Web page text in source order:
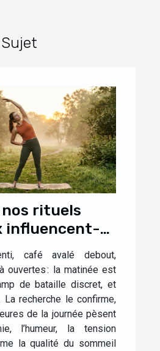
rituels
influencent-
la santé
café avalé debout,
ouvertes : la matinée est
de bataille discret, et
recherche le confirme,
de la journée pèsent
l’humeur, la tension
la qualité du sommeil